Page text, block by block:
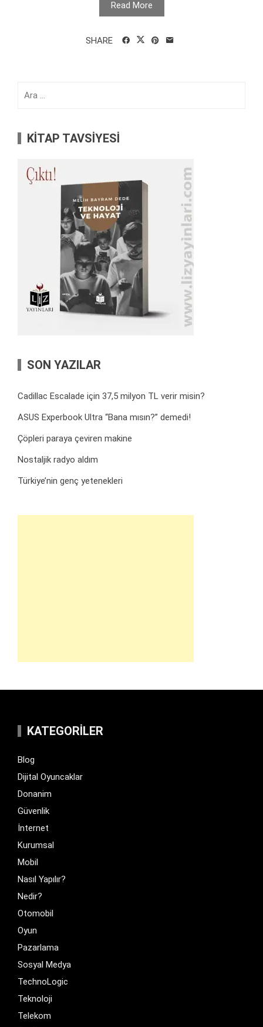
Read More
SHARE
KİTAP TAVSİYESİ
SON YAZILAR
Cadillac Escalade için 37,5 milyon TL verir misin?
ASUS Experbook Ultra “Bana mısın?” demedi!
Çöpleri paraya çeviren makine
Nostaljik radyo aldım
Türkiye’nin genç yetenekleri
KATEGORILER
Blog
Dijital Oyuncaklar
Donanim
Güvenlik
İnternet
Kurumsal
Mobil
Nasıl Yapılır?
Nedir?
Otomobil
Oyun
Pazarlama
Sosyal Medya
TechnoLogic
Teknoloji
Telekom